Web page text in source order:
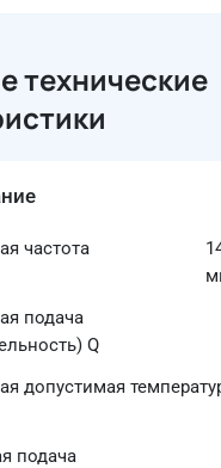
технические
частота
подача
Q
допустимая
подача